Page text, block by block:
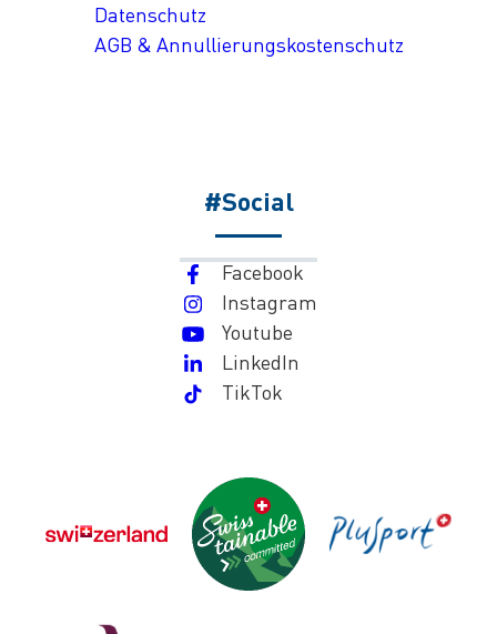
Datenschutz
AGB & Annullierungskostenschutz
#Social
Facebook
Instagram
Youtube
LinkedIn
TikTok